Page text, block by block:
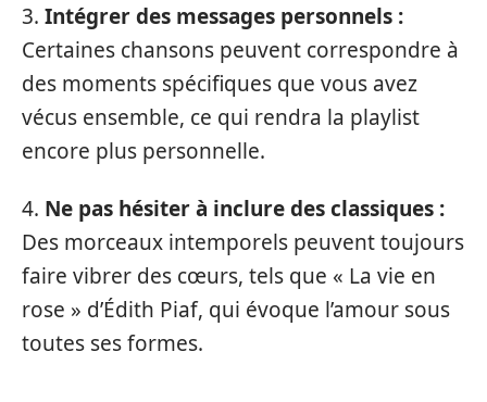
3. Intégrer des messages personnels :
Certaines chansons peuvent correspondre à
des moments spécifiques que vous avez
vécus ensemble, ce qui rendra la playlist
encore plus personnelle.
4. Ne pas hésiter à inclure des classiques :
Des morceaux intemporels peuvent toujours
faire vibrer des cœurs, tels que « La vie en
rose » d’Édith Piaf, qui évoque l’amour sous
toutes ses formes.